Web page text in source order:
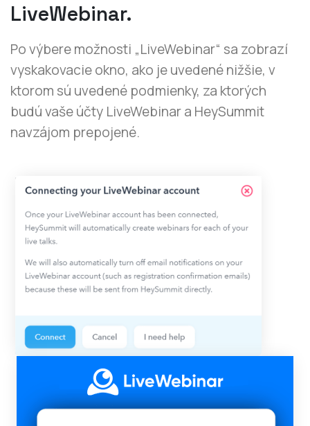
LiveWebinar.
Po výbere možnosti „LiveWebinar“ sa zobrazí
vyskakovacie okno, ako je uvedené nižšie, v
ktorom sú uvedené podmienky, za ktorých
budú vaše účty LiveWebinar a HeySummit
navzájom prepojené.